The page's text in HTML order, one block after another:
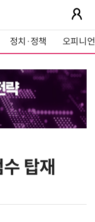
정치·정책 오피니언
탑재